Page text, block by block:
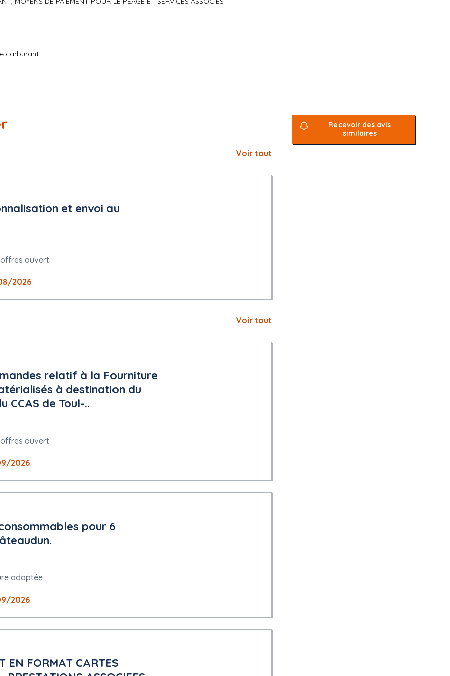
carburant
40 points 1 : Nombre total de stations accessibles sur le territoire de la
entre la station la plus proche et les bâtiments de la Communauté Urbaine
réseau autoroutier - Note sur 5 points
Ergonomie et facilité d'utilisation de la plateforme Possibilités de
Qualité des outils de reporting Présence d'alertes Accessibilité
par des critères : Se référer au RC.
être présentées : français
protégés : Non
Voir tout
et envoi au
ouvert
2026
Voir tout
relatif à la Fourniture
à destination du
CCAS de Toul-..
ouvert
2026
pour 6
adaptée
2026
EN FORMAT CARTES
Recevoir des avis
similaires